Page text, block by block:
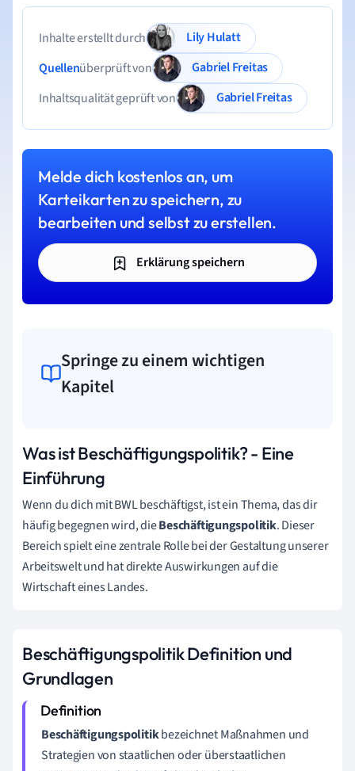
Inhalte erstellt durch
Lily Hulatt
Quellenüberprüft von
Gabriel Freitas
Inhaltsqualität geprüft von
Gabriel Freitas
Melde dich kostenlos an, um
Karteikarten zu speichern, zu
bearbeiten und selbst zu erstellen.
Erklärung speichern
Springe zu einem wichtigen
Kapitel
Was ist Beschäftigungspolitik? - Eine
Einführung
Wenn du dich mit BWL beschäftigst, ist ein Thema, das dir
häufig begegnen wird, dieBeschäftigungspolitik. Dieser
Bereich spielt eine zentrale Rolle bei der Gestaltung unserer
Arbeitswelt und hat direkte Auswirkungen auf die
Wirtschaft eines Landes.
Beschäftigungspolitik Definition und
Grundlagen
Beschäftigungspolitikbezeichnet Maßnahmen und
Strategien von staatlichen oder überstaatlichen